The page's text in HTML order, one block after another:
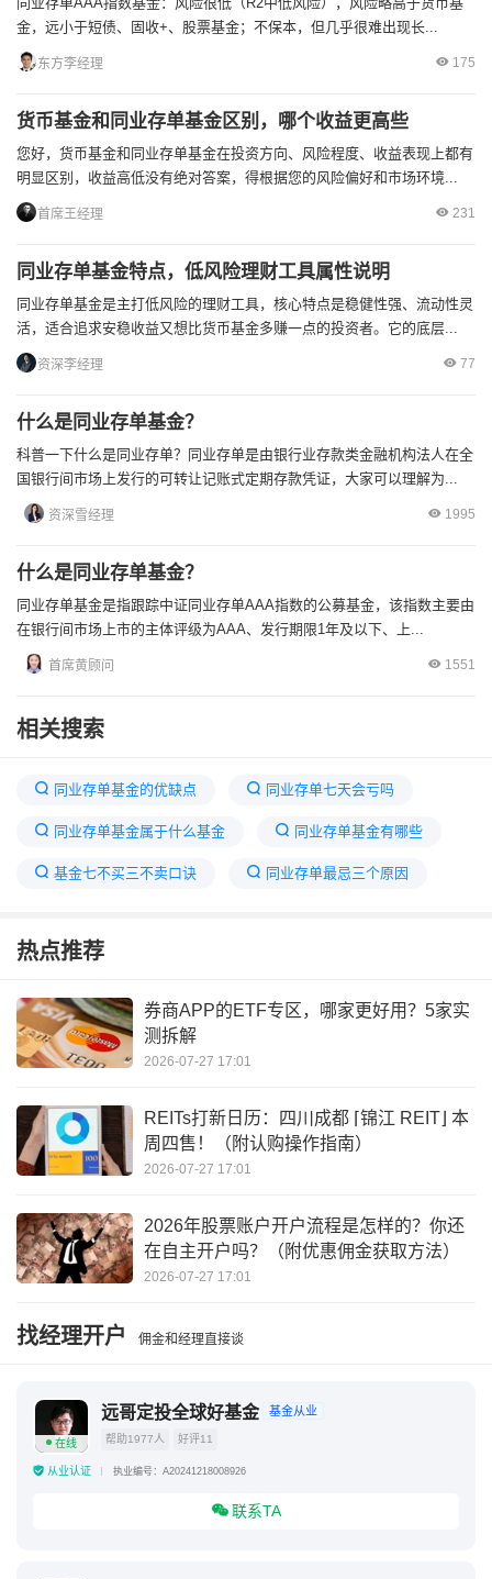
金，远小于短债、固收+、股票基金；不保本，但几乎很难出现长...
东方李经理 175
货币基金和同业存单基金区别，哪个收益更高些
您好，货币基金和同业存单基金在投资方向、风险程度、收益表现上都有
明显区别，收益高低没有绝对答案，得根据您的风险偏好和市场环境...
首席王经理 231
同业存单基金特点，低风险理财工具属性说明
同业存单基金是主打低风险的理财工具，核心特点是稳健性强、流动性灵
活，适合追求安稳收益又想比货币基金多赚一点的投资者。它的底层...
资深李经理 77
什么是同业存单基金？
科普一下什么是同业存单？同业存单是由银行业存款类金融机构法人在全
国银行间市场上发行的可转让记账式定期存款凭证，大家可以理解为...
资深雪经理 1995
什么是同业存单基金？
同业存单基金是指跟踪中证同业存单AAA指数的公募基金，该指数主要由
在银行间市场上市的主体评级为AAA、发行期限1年及以下、上...
首席黄顾问 1551
相关搜索
同业存单基金的优缺点 同业存单七天会亏吗
同业存单基金属于什么基金 同业存单基金有哪些
基金七不买三不卖口诀 同业存单最忌三个原因
7天同业存单最聪明的存法
同业存单和同业存款的区别 理财产品有存单吗
同业存单一般建议买吗
热点推荐
券商APP的ETF专区，哪家更好用？5家实
测拆解
2026-07-27 17:01
REITs打新日历：四川成都 ⌈锦江 REIT⌋ 本
周四售！（附认购操作指南）
2026-07-27 17:01
2026年股票账户开户流程是怎样的？你还
在自主开户吗？（附优惠佣金获取方法）
2026-07-27 17:01
找经理开户 佣金和经理直接谈
在线
远哥定投全球好基金 基金从业
帮助1977人 好评11
从业认证 执业编号：A20241218008926
联系TA